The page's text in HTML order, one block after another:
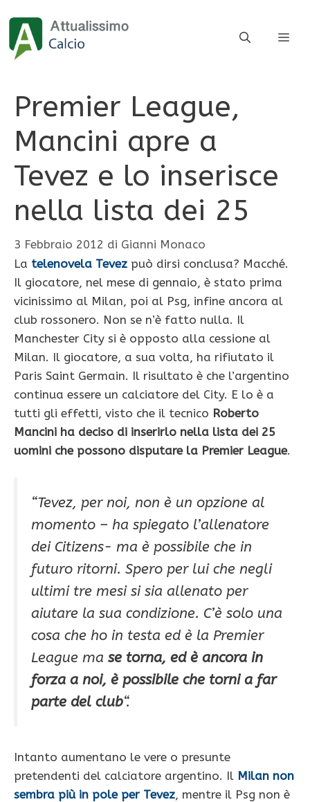
contenuto
Premier League,
Mancini apre a
Tevez e lo inserisce
nella lista dei 25
3 Febbraio 2012 di Gianni Monaco
La telenovela Tevez può dirsi conclusa? Macché.
Il giocatore, nel mese di gennaio, è stato prima
vicinissimo al Milan, poi al Psg, infine ancora al
club rossonero. Non se n’è fatto nulla. Il
Manchester City si è opposto alla cessione al
Milan. Il giocatore, a sua volta, ha rifiutato il
Paris Saint Germain. Il risultato è che l’argentino
continua essere un calciatore del City. E lo è a
tutti gli effetti, visto che il tecnico Roberto
Mancini ha deciso di inserirlo nella lista dei 25
uomini che possono disputare la Premier League.
“Tevez, per noi, non è un opzione al
momento – ha spiegato l’allenatore
dei Citizens- ma è possibile che in
futuro ritorni. Spero per lui che negli
ultimi tre mesi si sia allenato per
aiutare la sua condizione. C’è solo una
cosa che ho in testa ed è la Premier
League ma se torna, ed è ancora in
forza a noi, è possibile che torni a far
parte del club“.
Intanto aumentano le vere o presunte
pretendenti del calciatore argentino. Il Milan non
sembra più in pole per Tevez, mentre il Psg non è